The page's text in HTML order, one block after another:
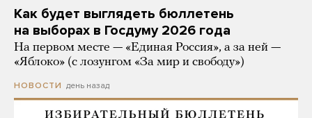
Как будет выглядеть бюллетень
на выборах в Госдуму 2026 года
На первом месте — «Единая Россия», а за ней —
«Яблоко» (с лозунгом «За мир и свободу»)
НОВОСТИ день назад